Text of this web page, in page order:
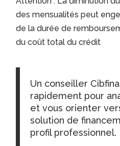
des mensualités peut
de la durée de
du coût total du crédit
Un conseiller
rapidement pour
et vous orienter
solution de
profil professionnel.